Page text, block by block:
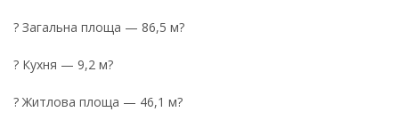
? Загальна площа — 86,5 м?
? Кухня — 9,2 м?
? Житлова площа — 46,1 м?